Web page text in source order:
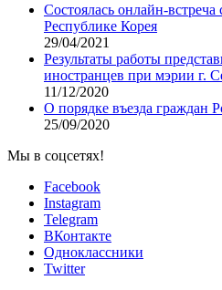
Состоялась онлайн-
Республике Корея
29/04/2021
Результаты работы
иностранцев при мэрии г.
11/12/2020
О порядке въезда граждан
25/09/2020
Мы в соцсетях!
Facebook
Instagram
Telegram
ВКонтакте
Одноклассники
Twitter